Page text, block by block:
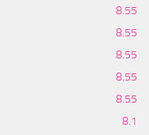
8.55
8.55
8.55
8.55
8.55
8.1